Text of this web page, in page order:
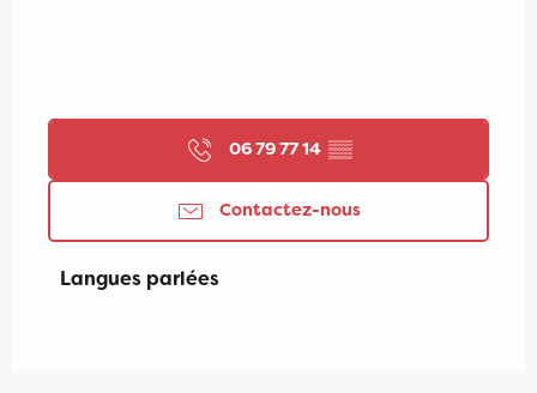
06 79 77 14 ▒▒
Contactez-nous
Langues parlées
Langues parlées